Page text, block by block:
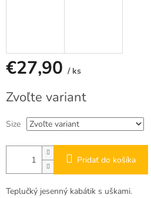
€27,90 / ks
cena:
Zvoľte variant
Size
Pridať do košíka
Teplučký jesenný kabátik s uškami.